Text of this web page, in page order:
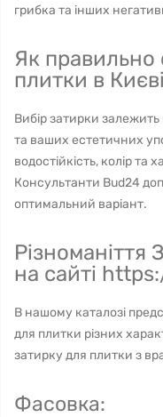
грибка та інших
Як правильно
плитки в Києві
Вибір затирки залежить
та ваших естетичних
водостійкість, колір та
Консультанти Bud24
оптимальний варіант.
Різноманіття
на сайті
В нашому каталозі
для плитки різних
затирку для плитки з
Фасовка: